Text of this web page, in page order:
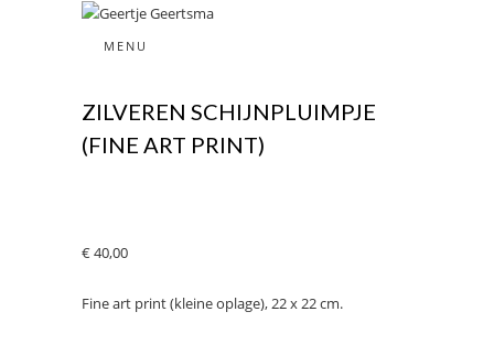
GEERTJE
GEERTSMA
MENU
ZILVEREN SCHIJNPLUIMPJE
(FINE ART PRINT)
€40,00
Fine art print (kleine oplage), 22 x 22 cm.